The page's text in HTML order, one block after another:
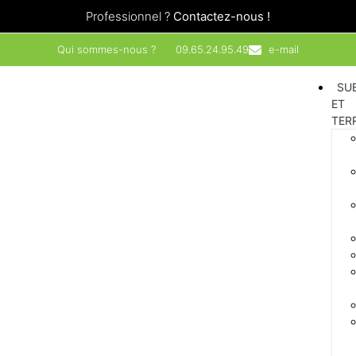
Professionnel ? Contactez-nous !
Qui sommes-nous ? 09.65.24.95.49 e-mail
ET